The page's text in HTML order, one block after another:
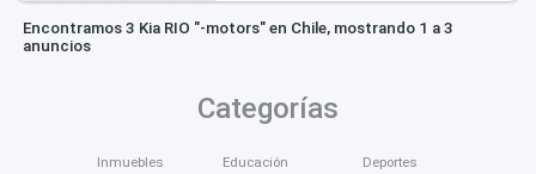
Encontramos 3 Kia RIO "-motors" en Chile, mostrando 1 a 3
anuncios
Categorías
Inmuebles Educación Deportes